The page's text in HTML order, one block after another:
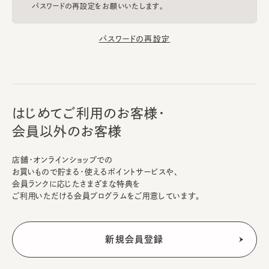
パスワードの再設定をお願いいたします。
パスワードの再設定
はじめてご利用のお客様・
会員以外のお客様
店舗・オンラインショップでの
お買いもので貯まる・使えるポイントサービスや、
会員ランクに応じたさまざまな特典を
ご利用いただける会員プログラムをご用意しています。